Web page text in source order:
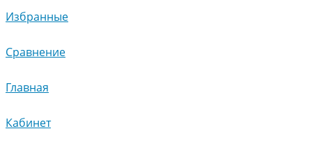
Избранные
Сравнение
Главная
Кабинет